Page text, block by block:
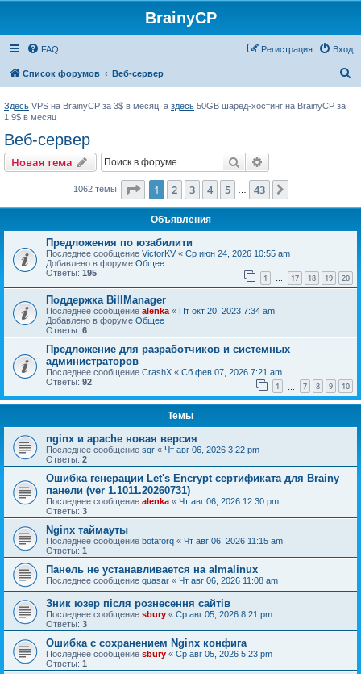
BrainyCP
FAQ Вход
Регистрация
Список форумов Веб-сервер
Здесь VPS на BrainyCP за 3$ в месяц, а здесь 50GB шаред-хостинг на BrainyCP за
1.9$ в месяц
Веб-сервер
Новая тема Поиск
1062 темы Страница из 43
1 2 3 4 5 43
Объявления
Предложения по юзабилити
Последнее сообщение VictorKV « Ср июн 24, 2026 10:55 am
Добавлено в форуме Общее
Ответы: 195 1 … 17 18 19 20
Поддержка BillManager
Последнее сообщение alenka « Пт окт 20, 2023 7:34 am
Добавлено в форуме Общее
Ответы: 6
Предложение для разработчиков и системных
администраторов
Последнее сообщение CrashX « Сб фев 07, 2026 7:21 am
Ответы: 92 1 7 8 9 10
Темы
nginx и apache новая версия
Последнее сообщение sqr « Чт авг 06, 2026 3:22 pm
Ответы: 2
Ошибка генерации Let's Encrypt сертификата для Brainy
панели (ver 1.1011.20260731)
Последнее сообщение alenka « Чт авг 06, 2026 12:30 pm
Ответы: 3
Nginx таймауты
Последнее сообщение botaforq « Чт авг 06, 2026 11:15 am
Ответы: 1
Панель не устанавливается на almalinux
Последнее сообщение quasar « Чт авг 06, 2026 11:08 am
Зник юзер після рознесення сайтів
Последнее сообщение sbury « Ср авг 05, 2026 8:21 pm
Ответы: 3
Ошибка с сохранением Nginx конфига
Последнее сообщение sbury « Ср авг 05, 2026 5:23 pm
Ответы: 1